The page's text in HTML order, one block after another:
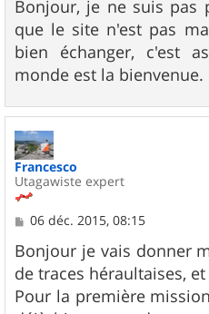
Bonjour, je ne suis pas
que le site n'est pas
bien échanger, c'est
monde est la bienvenue.
Francesco
Utagawiste expert
M
s
s
a
g
e
06 déc. 2015, 08:15
Bonjour je vais donner
de traces héraultaises,
Pour la première